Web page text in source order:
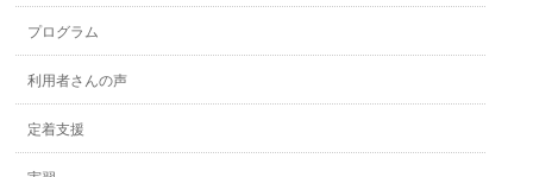
プログラム
利用者さんの声
定着支援